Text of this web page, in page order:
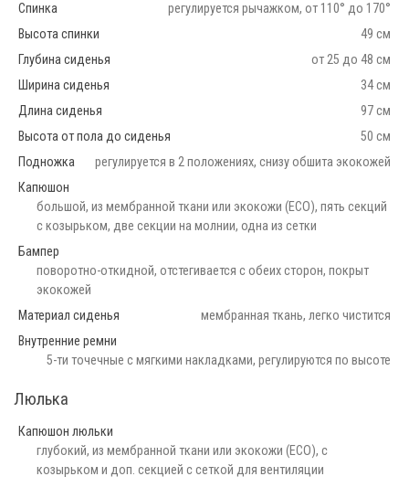
Спинка
регулируется рычажком, от 110° до 170°
Высота спинки
49 см
Глубина сиденья
от 25 до 48 см
Ширина сиденья
34 см
Длина сиденья
97 см
Высота от пола до сиденья
50 см
Подножка
регулируется в 2 положениях, снизу обшита экокожей
Капюшон
большой, из мембранной ткани или экокожи (ECO), пять секций
с козырьком, две секции на молнии, одна из сетки
Бампер
поворотно-откидной, отстегивается с обеих сторон, покрыт
экокожей
Материал сиденья
мембранная ткань, легко чистится
Внутренние ремни
5-ти точечные с мягкими накладками, регулируются по высоте
Люлька
Капюшон люльки
глубокий, из мембранной ткани или экокожи (ECO), с
козырьком и доп. секцией с сеткой для вентиляции